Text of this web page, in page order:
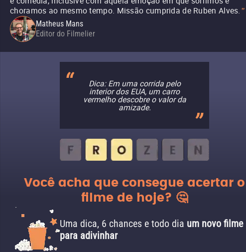
choramos ao mesmo tempo. Missão cumprida de Ruben Alves. "
Matheus Mans
Editor do Filmelier
Dica: Em uma corrida pelo
interior dos EUA, um carro
vermelho descobre o valor da
amizade.
Você acha que consegue acertar o
filme de hoje? 🤔
Uma dica, 6 chances e todo dia um novo filme
para adivinhar